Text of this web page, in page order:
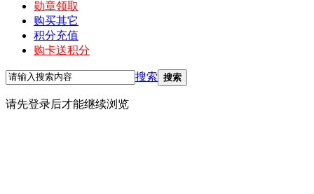
勋章领取
购买其它
积分充值
购卡送积分
搜索 搜索
请先登录后才能继续浏览